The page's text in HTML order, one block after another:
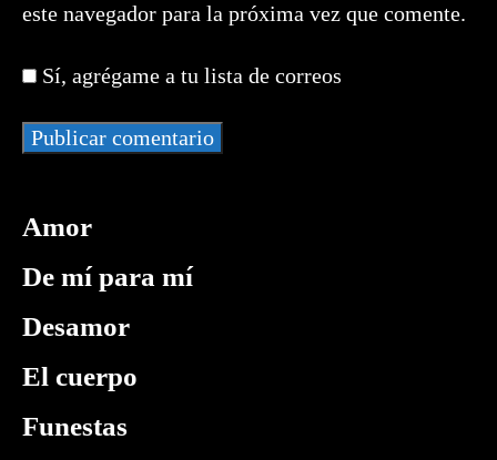
usuario
comentar
electrónico
comentar
de
web
(opcional)
este navegador para la próxima vez que comente.
Sí, agrégame a tu lista de correos
Amor
De mí para mí
Desamor
El cuerpo
Funestas